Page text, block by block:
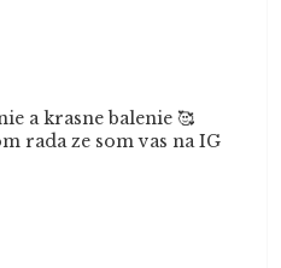
je 5 z 5 hvězdiček.
a krasne balenie 🥰
rada ze som vas na IG
je 5 z 5 hvězdiček.